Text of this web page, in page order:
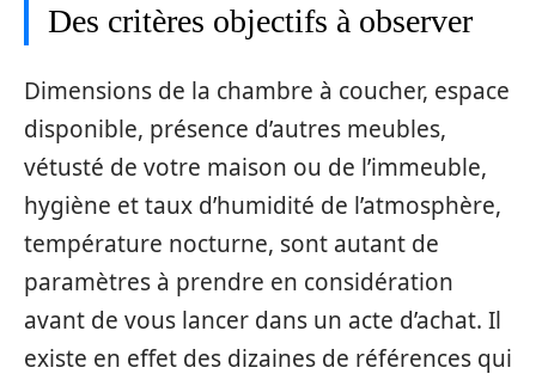
Des critères objectifs à observer
Dimensions de la chambre à coucher, espace
disponible, présence d’autres meubles,
vétusté de votre maison ou de l’immeuble,
hygiène et taux d’humidité de l’atmosphère,
température nocturne, sont autant de
paramètres à prendre en considération
avant de vous lancer dans un acte d’achat. Il
existe en effet des dizaines de références qui